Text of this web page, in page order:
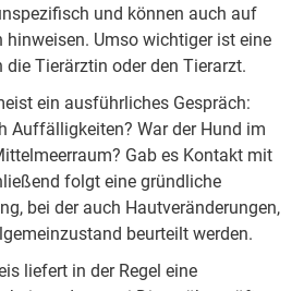
und können auch auf
hinweisen. Umso wichtiger ist eine
die Tierärztin oder den Tierarzt.
ein ausführliches Gespräch:
Auffälligkeiten? War der Hund im
Gab es Kontakt mit
folgt eine gründliche
bei der auch Hautveränderungen,
beurteilt werden.
liefert in der Regel eine